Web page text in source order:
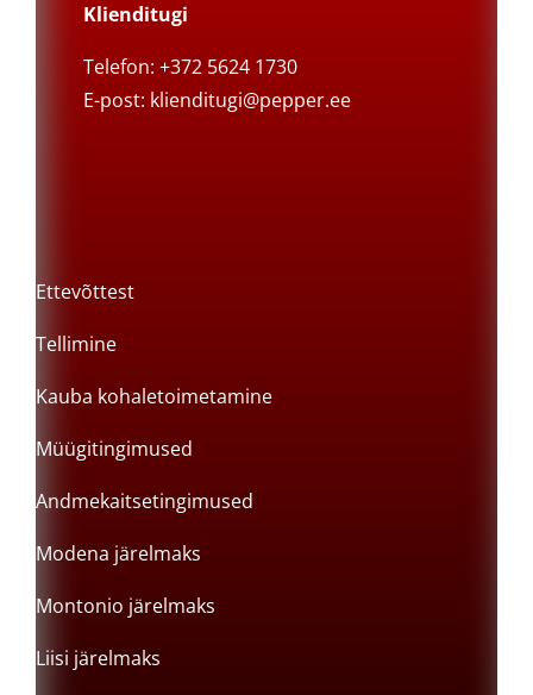
Klienditugi
Telefon: +372 5624 1730
E-post: klienditugi@pepper.ee
Ettevõttest
Tellimine
Kauba kohaletoimetamine
Müügitingimused
Andmekaitsetingimused
Modena järelmaks
Montonio järelmaks
Liisi järelmaks